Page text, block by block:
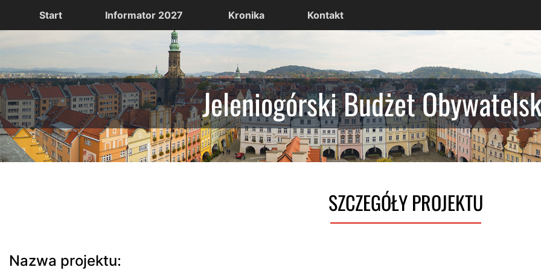
Start Informator 2027 Kronika Kontakt
Jeleniogórski Budżet
SZCZEGÓŁY PROJEKTU
Nazwa projektu: